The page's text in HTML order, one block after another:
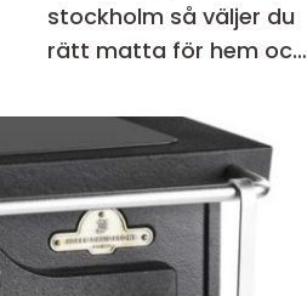
stockholm så väljer du
rätt matta för hem och